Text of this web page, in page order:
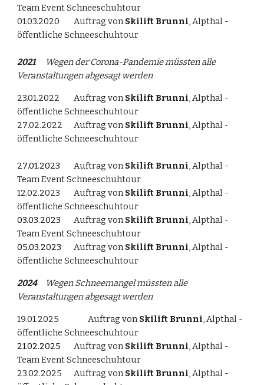
Team Event Schneeschuhtour
01.03.2020
Auftrag von Skilift Brunni, Alpthal -
öffentliche Schneeschuhtour
2021
Wegen der Corona-Pandemie müssten alle
Veranstaltungen abgesagt werden
23.01.2022 Auftrag von Skilift Brunni, Alpthal -
öffentliche Schneeschuhtour
27.02.2022 Auftrag von Skilift Brunni, Alpthal -
öffentliche Schneeschuhtour
27.01.2023 Auftrag von Skilift Brunni, Alpthal -
Team Event Schneeschuhtour
12.02.2023 Auftrag von Skilift Brunni, Alpthal -
öffentliche Schneeschuhtour
03.03.2023 Auftrag von Skilift Brunni, Alpthal -
Team Event Schneeschuhtour
05.03.2023 Auftrag von Skilift Brunni, Alpthal -
öffentliche Schneeschuhtour
2024 Wegen Schneemangelmüssten alle
Veranstaltungen abgesagt werden
19.01.2025 Auftrag von Skilift Brunni, Alpthal -
öffentliche Schneeschuhtour
21.02.2025 Auftrag von Skilift Brunni, Alpthal -
Team Event Schneeschuhtour
23.02.2025 Auftrag von Skilift Brunni, Alpthal -